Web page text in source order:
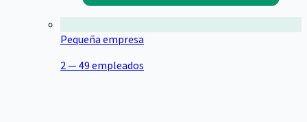
Pequeña empresa
2 — 49 empleados